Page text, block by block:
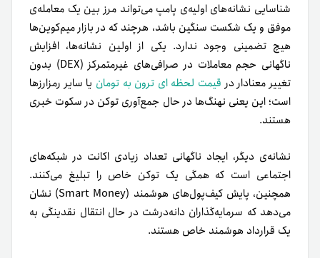
شناسایی نشانه‌های اولیه‌ی پامپ می‌تواند مرز بین یک معامله‌ی
موفق و یک شکست سنگین باشد، هرچند که در بازار میم‌کوین‌ها
هیچ تضمینی وجود ندارد. یکی از اولین نشانه‌ها، افزایش
ناگهانی حجم معاملات در صرافی‌های غیرمتمرکز (DEX) بدون
تغییر معنادار در قیمت لحظه ای ترون به تومان یا سایر رمزارزها
است؛ این یعنی نهنگ‌ها در حال جمع‌آوری توکن در سکوت خبری
هستند.
نشانه‌ی دیگر، ایجاد ناگهانی تعداد زیادی اکانت در شبکه‌های
اجتماعی است که همگی یک توکن خاص را تبلیغ می‌کنند.
همچنین، پایش کیف‌پول‌های هوشمند (Smart Money) نشان
می‌دهد که سرمایه‌گذاران دانه‌درشت در حال انتقال نقدینگی به
یک قرارداد هوشمند خاص هستند.